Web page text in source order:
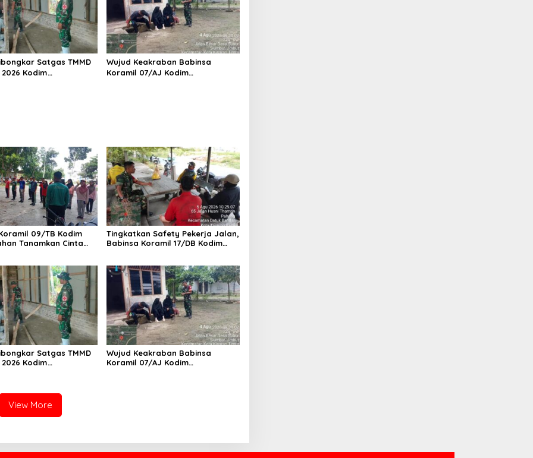
Satgas TMMD
2026 Kodim
Wujud Keakraban Babinsa
Koramil 07/AJ Kodim
09/TB Kodim
Tanamkan Cinta
Tingkatkan Safety Pekerja Jalan,
Babinsa Koramil 17/DB Kodim
Dinas PU
Satgas TMMD
2026 Kodim
Wujud Keakraban Babinsa
Koramil 07/AJ Kodim
View More